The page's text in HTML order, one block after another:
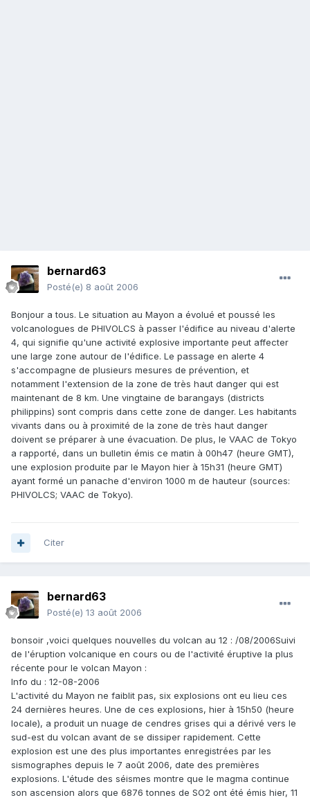
bernard63
Posté(e) 8 août 2006
Bonjour a tous. Le situation au Mayon a évolué et poussé les
volcanologues de PHIVOLCS à passer l'édifice au niveau d'alerte
4, qui signifie qu'une activité explosive importante peut affecter
une large zone autour de l'édifice. Le passage en alerte 4
s'accompagne de plusieurs mesures de prévention, et
notamment l'extension de la zone de très haut danger qui est
maintenant de 8 km. Une vingtaine de barangays (districts
philippins) sont compris dans cette zone de danger. Les habitants
vivants dans ou à proximité de la zone de très haut danger
doivent se préparer à une évacuation. De plus, le VAAC de Tokyo
a rapporté, dans un bulletin émis ce matin à 00h47 (heure GMT),
une explosion produite par le Mayon hier à 15h31 (heure GMT)
ayant formé un panache d'environ 1000 m de hauteur (sources:
PHIVOLCS; VAAC de Tokyo).
Citer
bernard63
Posté(e) 13 août 2006
bonsoir ,voici quelques nouvelles du volcan au 12 : /08/2006Suivi
de l'éruption volcanique en cours ou de l'activité éruptive la plus
récente pour le volcan Mayon :
Info du : 12-08-2006
L'activité du Mayon ne faiblit pas, six explosions ont eu lieu ces
24 dernières heures. Une de ces explosions, hier à 15h50 (heure
locale), a produit un nuage de cendres grises qui a dérivé vers le
sud-est du volcan avant de se dissiper rapidement. Cette
explosion est une des plus importantes enregistrées par les
sismographes depuis le 7 août 2006, date des premières
explosions. L'étude des séismes montre que le magma continue
son ascension alors que 6876 tonnes de SO2 ont été émis hier, 11